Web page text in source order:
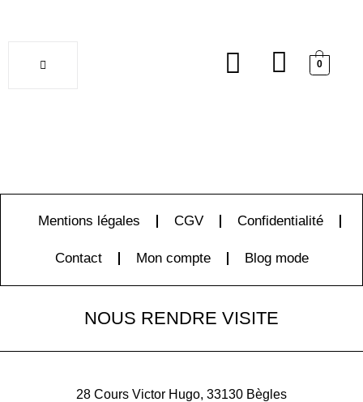
0
Mentions légales CGV Confidentialité
Contact Mon compte Blog mode
NOUS RENDRE VISITE
28 Cours Victor Hugo, 33130 Bègles